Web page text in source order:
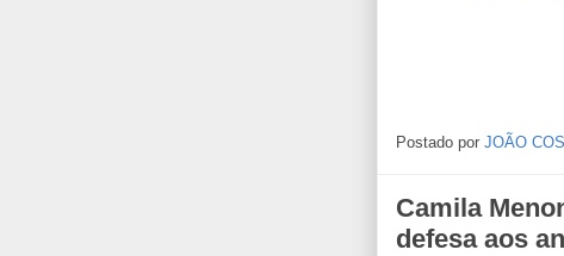
Postado por JOÃO
Camila
defesa aos